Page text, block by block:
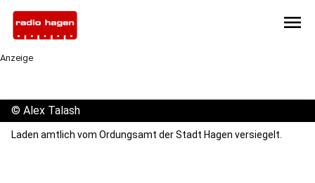
menu
Anzeige
© Alex Talash
Laden amtlich vom Ordungsamt der Stadt Hagen versiegelt.